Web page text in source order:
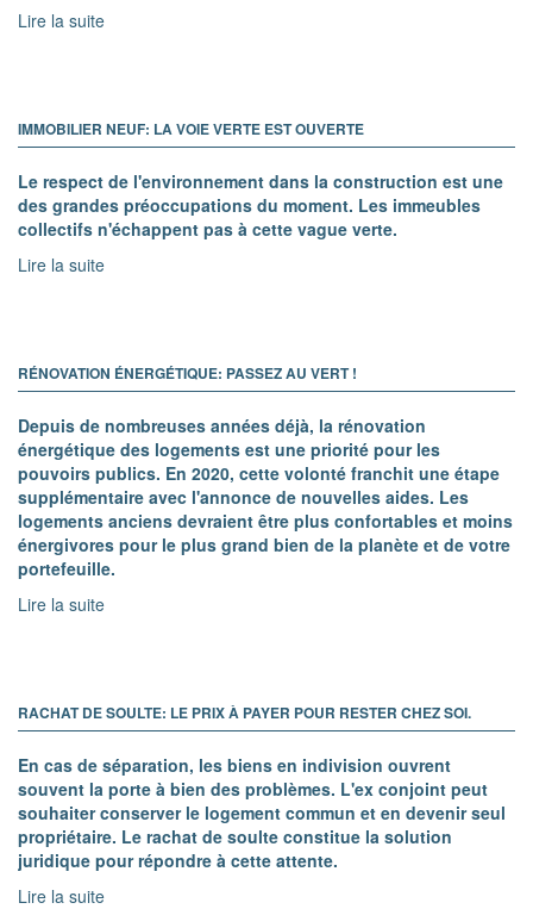
Lire la suite
IMMOBILIER NEUF: LA VOIE VERTE EST OUVERTE
Le respect de l'environnement dans la construction est une
des grandes préoccupations du moment. Les immeubles
collectifs n'échappent pas à cette vague verte.
Lire la suite
RÉNOVATION ÉNERGÉTIQUE: PASSEZ AU VERT !
Depuis de nombreuses années déjà, la rénovation
énergétique des logements est une priorité pour les
pouvoirs publics. En 2020, cette volonté franchit une étape
supplémentaire avec l'annonce de nouvelles aides. Les
logements anciens devraient être plus confortables et moins
énergivores pour le plus grand bien de la planète et de votre
portefeuille.
Lire la suite
RACHAT DE SOULTE: LE PRIX À PAYER POUR RESTER CHEZ SOI.
En cas de séparation, les biens en indivision ouvrent
souvent la porte à bien des problèmes. L'ex conjoint peut
souhaiter conserver le logement commun et en devenir seul
propriétaire. Le rachat de soulte constitue la solution
juridique pour répondre à cette attente.
Lire la suite